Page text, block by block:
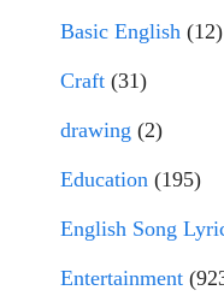
Basic English (12)
Craft (31)
drawing (2)
Education (195)
English Song
Entertainment